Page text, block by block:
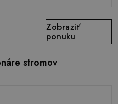
Zobraziť
ponuku
stromov